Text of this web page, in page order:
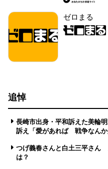
ゼロまる
追悼
長崎市出身・平和訴えた美輪
訴え「愛があれば 戦争なんか
つげ義春さんと白土三平さん
は？